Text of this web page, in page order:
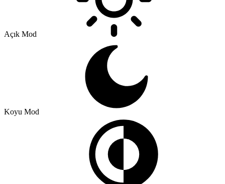
Açık Mod
Koyu Mod